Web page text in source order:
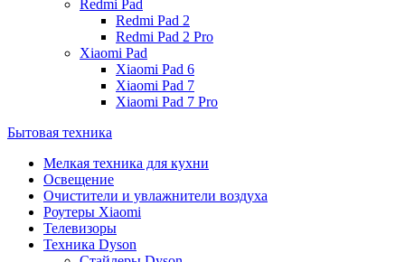
Redmi Pad
Redmi Pad 2
Redmi Pad 2 Pro
Xiaomi Pad
Xiaomi Pad 6
Xiaomi Pad 7
Xiaomi Pad 7 Pro
Бытовая техника
Мелкая техника для кухни
Освещение
Очистители и увлажнители воздуха
Роутеры Xiaomi
Телевизоры
Техника Dyson